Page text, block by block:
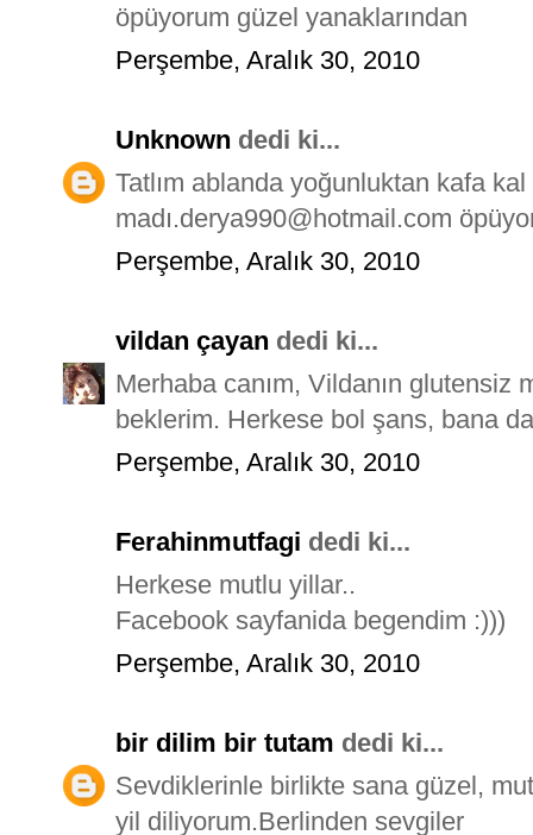
öpüyorum güzel yanaklarından
Perşembe, Aralık 30, 2010
Unknown dedi ki...
Tatlım ablanda yoğunluktan kafa kal
madı.derya990@hotmail.com
Perşembe, Aralık 30, 2010
vildan çayan dedi ki...
Merhaba canım, Vildanın glutensiz
beklerim. Herkese bol şans, bana
Perşembe, Aralık 30, 2010
Ferahinmutfagi dedi ki...
Herkese mutlu yillar..
Facebook sayfanida begendim :)))
Perşembe, Aralık 30, 2010
bir dilim bir tutam dedi ki...
Sevdiklerinle birlikte sana güzel,
yil diliyorum.Berlinden sevgiler